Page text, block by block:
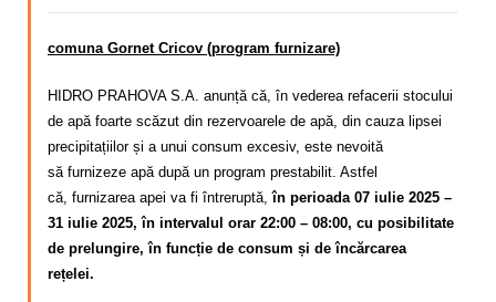
comuna Gornet Cricov (program furnizare)
HIDRO PRAHOVA S.A. anunță că, în vederea refacerii stocului
de apă foarte scăzut din rezervoarele de apă, din cauza lipsei
precipitațiilor și a unui consum excesiv, este nevoită
să furnizeze apă după un program prestabilit. Astfel
că, furnizarea apei va fi întreruptă,în perioada 07 iulie 2025 –
31 iulie 2025, în intervalul orar 22:00 – 08:00, cu posibilitate
de prelungire, în funcție de consum și de încărcarea
rețelei.